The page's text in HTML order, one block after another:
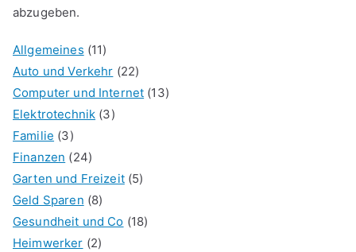
abzugeben.
Allgemeines (11)
Auto und Verkehr (22)
Computer und Internet (13)
Elektrotechnik (3)
Familie (3)
Finanzen (24)
Garten und Freizeit(5)
Geld Sparen (8)
Gesundheit und Co (18)
Heimwerker (2)